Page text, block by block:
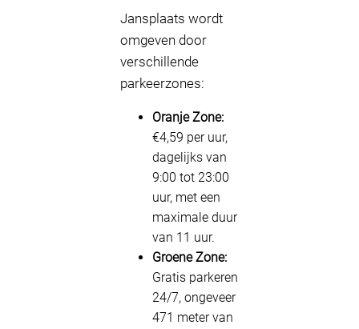
Jansplaats wordt
omgeven door
verschillende
parkeerzones:
Oranje Zone:
€4,59 per uur,
dagelijks van
9:00 tot 23:00
uur, met een
maximale duur
van 11 uur.
Groene Zone:
Gratis parkeren
24/7, ongeveer
471 meter van